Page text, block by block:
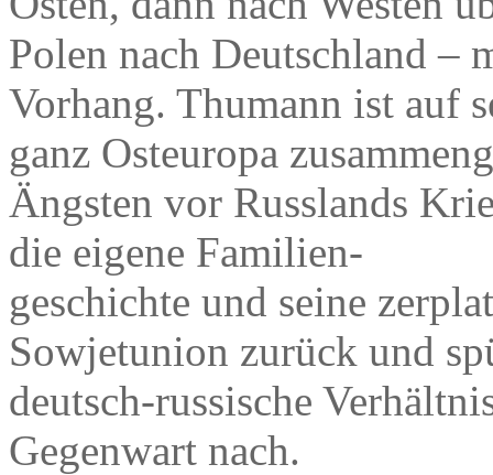
Polen nach Deutschland –
Vorhang. Thumann ist auf
ganz Osteuropa
Ängsten vor Russlands
die eigene Familien-
geschichte und seine
Sowjetunion zurück und
deutsch-russische
Gegenwart nach.